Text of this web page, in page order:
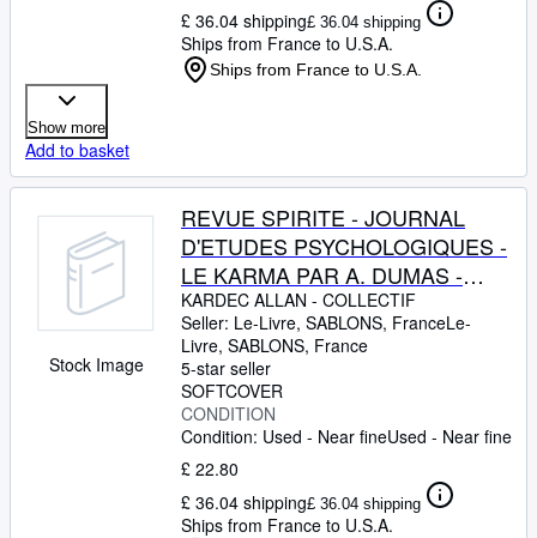
£ 36.04 shipping£ 36.04 shipping
Ships from France to U.S.A.
Ships from France to U.S.A.
Show more
Add to basket
Stock Image
REVUE SPIRITE - JOURNAL
D'ETUDES PSYCHOLOGIQUES -
LE KARMA PAR A. DUMAS -
RENE DESCARTES ET SA
PENSEE SPIRITUALISTE PAR
RODRIGUES - RECHERCHE
PSYCHIQUE, FOI ET SCIENCE
PAR MYERS
KARDEC ALLAN - COLLECTIF
Seller: Le-Livre, SABLONS, FranceLe-
Livre, SABLONS, France
5-star seller
SOFTCOVER
CONDITION
Condition: Used - Near fineUsed - Near fine
£ 22.80
£ 36.04 shipping£ 36.04 shipping
Ships from France to U.S.A.